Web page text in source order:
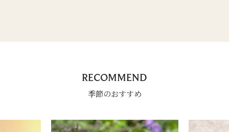
RECOMMEND
季節のおすすめ